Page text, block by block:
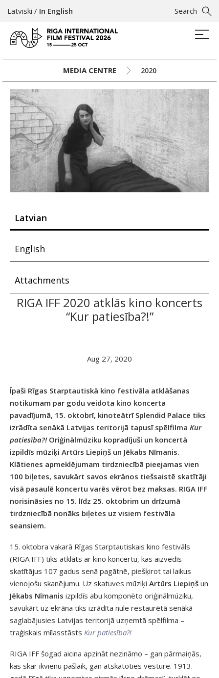
Search
Latviski / In English
MEDIA CENTRE 2020
Latvian
English
Attachments
RIGA IFF 2020 atklās kino koncerts
“Kur patiesība?!”
Aug 27, 2020
Īpaši Rīgas Starptautiskā kino festivāla atklāšanas
notikumam par godu veidota kino koncerta
pavadījumā, 15. oktobrī, kinoteātrī Splendid Palace tiks
izrādīta senākā Latvijas teritorijā tapusī spēlfilma Kur
patiesība?!Oriģinālmūziku kopradījuši un koncertā
izpildīs mūziķi Artūrs Liepiņš un Jēkabs Nīmanis.
Klātienes apmeklējumam tirdzniecībā pieejamas vien
100 biļetes, savukārt savos ekrānos tiešsaistē skatītāji
visā pasaulē koncertu varēs vērot bez maksas. RIGA IFF
norisināsies no 15. līdz 25. oktobrim un drīzumā
tirdzniecībā nonāks biļetes uz visiem festivāla
seansiem.
15. oktobra vakarā Rīgas Starptautiskais kino festivāls
(RIGA IFF) tiks atklāts ar kino koncertu, kas aizvedīs
skatītājus 107 gadus senā pagātnē, piešķirot tai laikus
vienojošu skanējumu. Uz skatuves mūziķi Artūrs Liepiņš un
Jēkabs Nīmanis izpildīs abu komponēto oriģinālmūziku,
savukārt uz ekrāna tiks izrādīta nule restaurētā senākā
saglabājusies Latvijas teritorijā uzņemtā spēlfilma –
traģiskais mīlasstāsts Kur patiesība?!
RIGA IFF šogad aicina apzināt nezināmo – gan pārmaiņās,
kas skar ikvienu pašlaik, gan atskatoties vēsturē. 1913.